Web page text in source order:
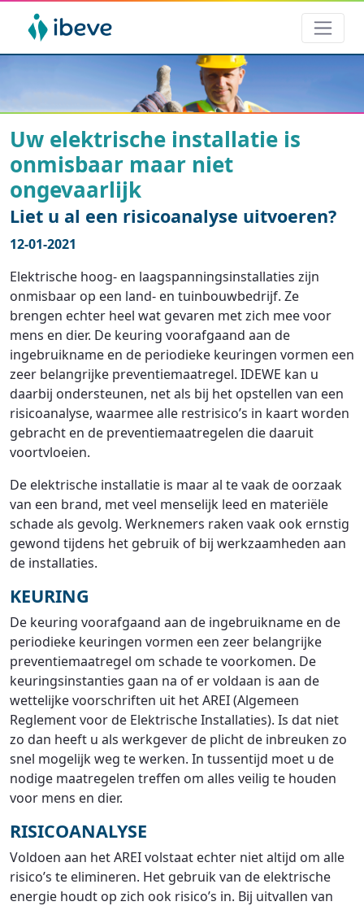
Uw elektrische installatie is
onmisbaar maar niet
ongevaarlijk
Liet u al een risicoanalyse uitvoeren?
12-01-2021
Elektrische hoog- en laagspanningsinstallaties zijn
onmisbaar op een land- en tuinbouwbedrijf. Ze
brengen echter heel wat gevaren met zich mee voor
mens en dier. De keuring voorafgaand aan de
ingebruikname en de periodieke keuringen vormen een
zeer belangrijke preventiemaatregel. IDEWE kan u
daarbij ondersteunen, net als bij het opstellen van een
risicoanalyse, waarmee alle restrisico’s in kaart worden
gebracht en de preventiemaatregelen die daaruit
voortvloeien.
De elektrische installatie is maar al te vaak de oorzaak
van een brand, met veel menselijk leed en materiële
schade als gevolg. Werknemers raken vaak ook ernstig
gewond tijdens het gebruik of bij werkzaamheden aan
de installaties.
KEURING
De keuring voorafgaand aan de ingebruikname en de
periodieke keuringen vormen een zeer belangrijke
preventiemaatregel om schade te voorkomen. De
keuringsinstanties gaan na of er voldaan is aan de
wettelijke voorschriften uit het AREI (Algemeen
Reglement voor de Elektrische Installaties). Is dat niet
zo dan heeft u als werkgever de plicht de inbreuken zo
snel mogelijk weg te werken. In tussentijd moet u de
nodige maatregelen treffen om alles veilig te houden
voor mens en dier.
RISICOANALYSE
Voldoen aan het AREI volstaat echter niet altijd om alle
risico’s te elimineren. Het gebruik van de elektrische
energie houdt op zich ook risico’s in. Bij uitvallen van